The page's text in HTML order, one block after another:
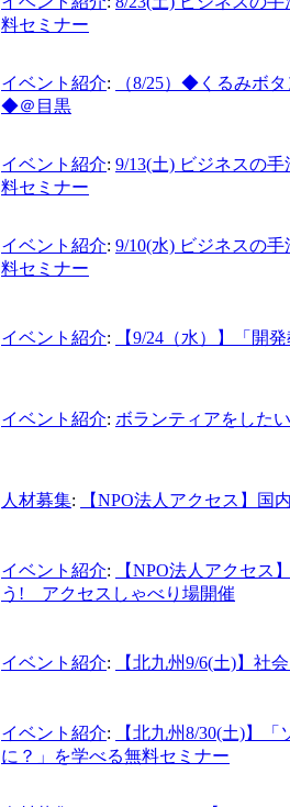
料セミナー
イベント紹介:
（8/25）◆くるみボ
◆＠目黒
イベント紹介: 9/13(土) ビジネスの
料セミナー
イベント紹介: 9/10(水) ビジネスの
料セミナー
イベント紹介: 【9/24（水）】「開
イベント紹介: ボランティアをした
人材募集: 【NPO法人アクセス】国
イベント紹介:
【NPO法人アクセス
う! アクセスしゃべり場開催
イベント紹介: 【北九州9/6(土)】社
イベント紹介:
【北九州8/30(土)】
に？」を学べる無料セミナー